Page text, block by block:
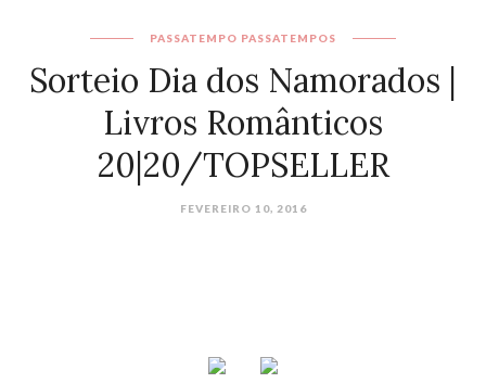
PASSATEMPO PASSATEMPOS
Sorteio Dia dos Namorados |
Livros Românticos
20|20/TOPSELLER
FEVEREIRO 10, 2016